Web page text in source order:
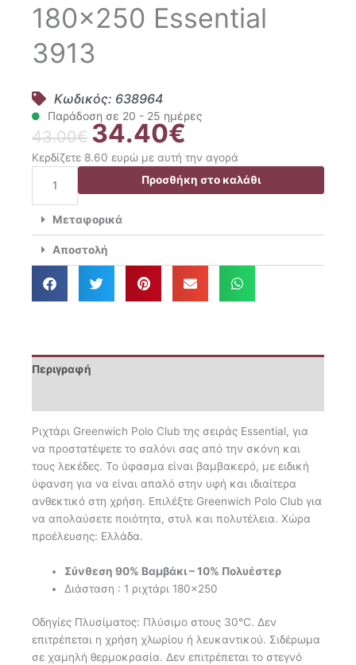
180×250 Essential
3913
Κωδικός: 638964
Παράδοση σε 20 - 25 ημέρες
43.00€ Original
price
was:
43.00€.
34.40€
τρέχουσα
τιμή
είναι:
Κερδίζετε 8.60 ευρώ με αυτή την αγορά
Club
Ριxτάρι
Διθέσιου
Essential
Προσθήκη στο καλάθι
Μεταφορικά
Αποστολή
Περιγραφή
Ριχτάρι Greenwich Polo Club της σειράς Essential, για
να προστατέψετε το σαλόνι σας από την σκόνη και
τους λεκέδες. Το ύφασμα είναι βαμβακερό, με ειδική
ύφανση για να είναι απαλό στην υφή και ιδιαίτερα
ανθεκτικό στη χρήση. Επιλέξτε Greenwich Polo Club για
να απολαύσετε ποιότητα, στυλ και πολυτέλεια. Χώρα
προέλευσης: Ελλάδα.
Σύνθεση 90% Βαμβάκι – 10% Πολυέστερ
Διάσταση : 1 ριχτάρι 180×250
Οδηγίες Πλυσίματος: Πλύσιμο στους 30°C. Δεν
επιτρέπεται η χρήση χλωρίου ή λευκαντικού. Σιδέρωμα
σε χαμηλή θερμοκρασία. Δεν επιτρέπεται το στεγνό